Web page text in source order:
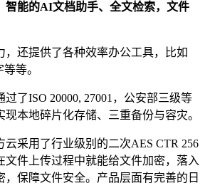
智能的AI文档助手、全文检索，文件
，还提供了各种效率办公工具，比如
等。
了ISO 20000, 27001，公安部三级等
本地碎片化存储、三重备份与容灾。
云采用了行业级别的二次AES CTR 256
文件上传过程中就能给文件加密，落入
，保障文件安全。产品层面有完善的日